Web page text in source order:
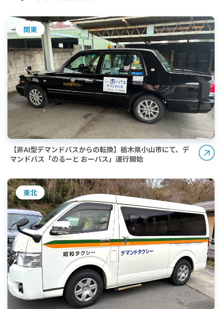
関東
【非AI型デマンドバスからの転換】栃木県小山市にて、デ
マンドバス「のるーと おーバス」運行開始
東北